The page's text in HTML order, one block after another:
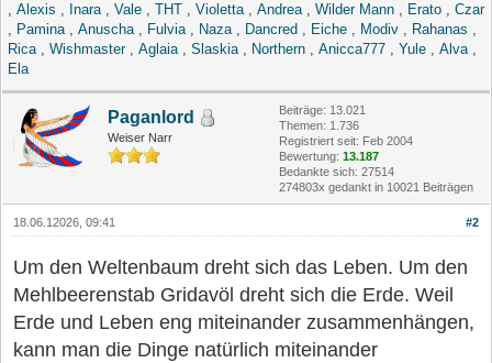
, Alexis , Inara, Vale , THT , Violetta, Andrea, Wilder Mann , Erato , Czar
, Pamina, Anuscha, Fulvia, Naza, Dancred , Eiche , Modiv , Rahanas ,
Rica, Wishmaster, Aglaia, Slaskia, Northern , Anicca777 , Yule , Alva,
Ela
Paganlord
Weiser Narr
Beiträge: 13.021
Themen: 1.736
Registriert seit: Feb 2004
Bewertung: 13.187
Bedankte sich: 27514
274803x gedankt in 10021 Beiträgen
#2
18.06.12026, 09:41
Um den Weltenbaum dreht sich das Leben. Um den
Mehlbeerenstab Gridavöl dreht sich die Erde. Weil
Erde und Leben eng miteinander zusammenhängen,
kann man die Dinge natürlich miteinander